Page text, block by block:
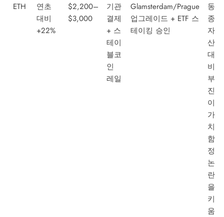
ETH
연초
대비
+22%
$2,200–
$3,000
기관
결제
+ 스
테이
블코
인
레일
Glamsterdam/Prague
업그레이드 + ETF 스
테이킹 승인
동
종
자
산
대
비
부
진
이
가
치
함
정
논
란
을
키
움